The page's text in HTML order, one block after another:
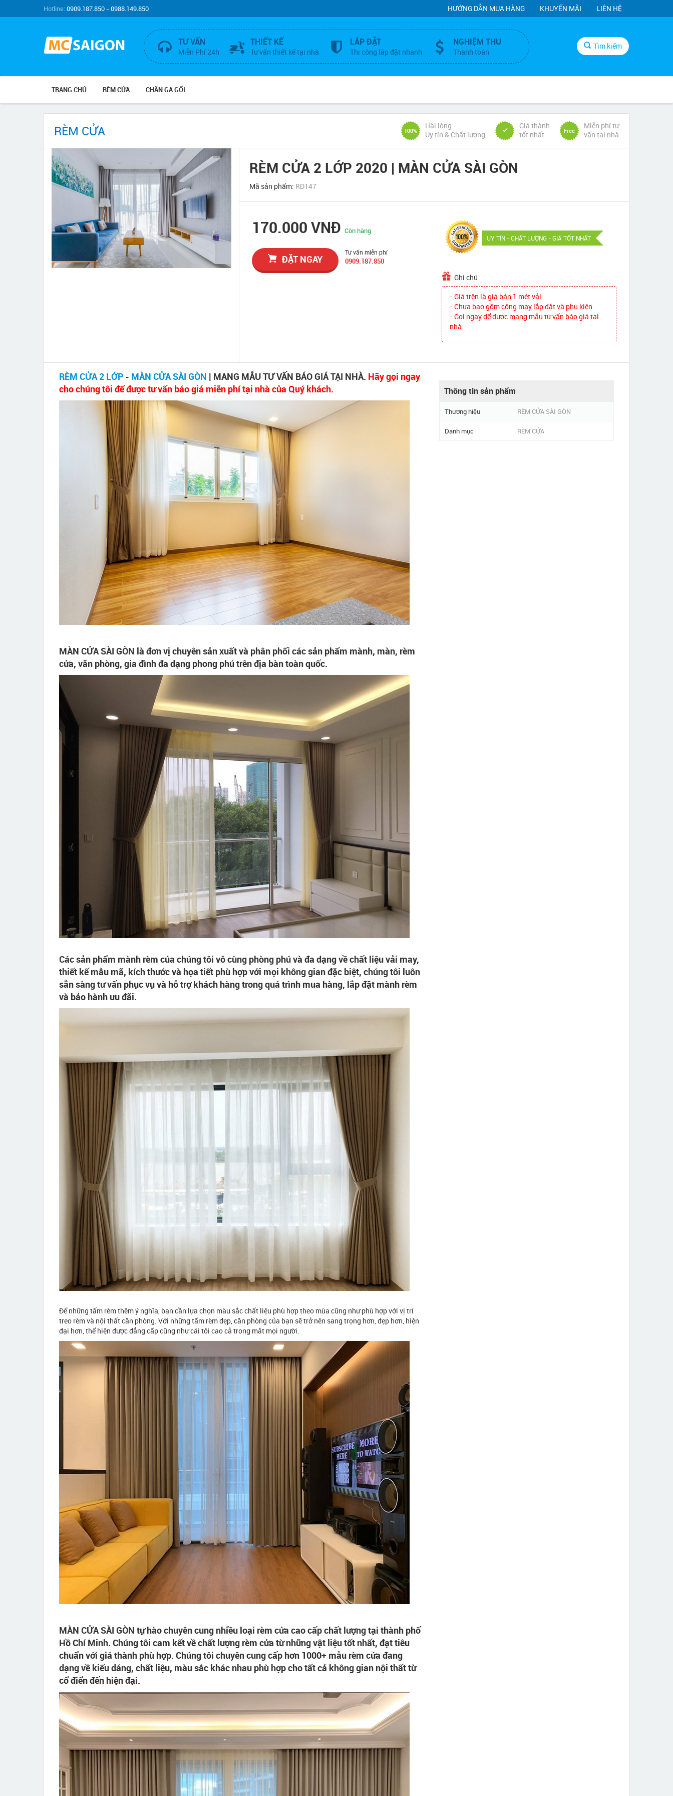
Hotline:0909.187.850 - 0988.149.850 HƯỚNG DẪN MUA HÀNG KHUYẾN MÃI LIÊN HỆ
TƯ VẤN
Miễn Phí 24h
THIẾT KẾ
Tư vấn thiết kế tại nhà
LẮP ĐẶT
Thi công lắp đặt nhanh
NGHIỆM THU
Thanh toán
Tìm kiếm
TRANG CHỦ RÈM CỬA CHĂN GA GỐI
RÈM CỬA 100%
Hài lòng
Uy tín & Chất lượng
Giá thành
tốt nhất
Free
Miễn phí tư
vấn tại nhà
RÈM CỬA 2 LỚP 2020 | MÀN CỬA SÀI GÒN
Mã sản phẩm: RD147
170.000 VNĐCòn hàng
ĐẶT NGAY
Tư vấn miễn phí
0909.187.850
UY TÍN - CHẤT LƯỢNG - GIÁ TỐT NHẤT
Ghi chú
- Giá trên là giá bán 1 mét vải.
- Chưa bao gồm công may lắp đặt và phụ kiện.
- Gọi ngay để được mang mẫu tư vấn báo giá tại
nhà.
RÈM CỬA 2 LỚP - MÀN CỬA SÀI GÒN | MANG MẪU TƯ VẤN BÁO GIÁ TẠI NHÀ. Hãy gọi ngay
cho chúng tôi để được tư vấn báo giá miễn phí tại nhà của Quý khách.
MÀN CỬA SÀI GÒN là đơn vị chuyên sản xuất và phân phối các sản phẩm mành, màn, rèm
cửa, văn phòng, gia đình đa dạng phong phú trên địa bàn toàn quốc.
Các sản phẩm mành rèm của chúng tôi vô cùng phòng phú và đa dạng về chất liệu vải may,
thiết kế mẫu mã, kích thước và họa tiết phù hợp với mọi không gian đặc biệt, chúng tôi luôn
sẵn sàng tư vấn phục vụ và hỗ trợ khách hàng trong quá trình mua hàng, lắp đặt mành rèm
và bảo hành ưu đãi.
Để những tấm rèm thêm ý nghĩa, bạn cần lựa chọn màu sắc chất liệu phù hợp theo mùa cũng như phù hợp với vị trí
treo rèm và nội thất căn phòng. Với những tấm rèm đẹp, căn phòng của bạn sẽ trở nên sang trọng hơn, đẹp hơn, hiện
đại hơn, thể hiện được đẳng cấp cũng như cái tôi cao cả trong mắt mọi người.
MÀN CỬA SÀI GÒN tự hào chuyên cung nhiều loại rèm cửa cao cấp chất lượng tại thành phố
Hồ Chí Minh. Chúng tôi cam kết về chất lượng rèm cửa từ những vật liệu tốt nhất, đạt tiêu
chuẩn với giá thành phù hợp. Chúng tôi chuyên cung cấp hơn 1000+ mẫu rèm cửa đang
dạng về kiểu dáng, chất liệu, màu sắc khác nhau phù hợp cho tất cả không gian nội thất từ
cổ điển đến hiện đại.
Thông tin sản phẩm
Thương hiệu RÈM CỬA SÀI GÒN
Danh mục RÈM CỬA